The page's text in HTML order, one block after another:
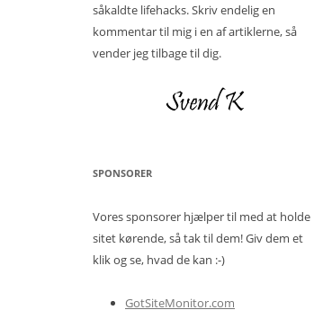
såkaldte lifehacks. Skriv endelig en
kommentar til mig i en af artiklerne, så
vender jeg tilbage til dig.
SPONSORER
Vores sponsorer hjælper til med at holde
sitet kørende, så tak til dem! Giv dem et
klik og se, hvad de kan :-)
GotSiteMonitor.com